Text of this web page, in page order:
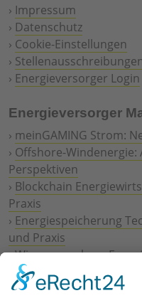
› Impressum
› Datenschutz
› Cookie-Einstellungen
›
› Energieversorger Login
Energieversorger
› meinGAMING Strom:
› Offshore-Windenergie:
Perspektiven
› Blockchain
Praxis
› Energiespeicherung
und Praxis
›Wie erneuerbare
Digitalisierung
Prozesse